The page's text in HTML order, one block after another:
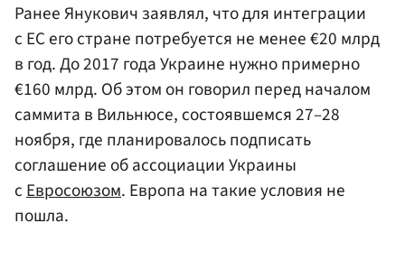
Ранее Янукович заявлял, что для интеграции
с ЕС его стране потребуется не менее €20 млрд
в год. До 2017 года Украине нужно примерно
€160 млрд. Об этом он говорил перед началом
саммита в Вильнюсе, состоявшемся 27–28
ноября, где планировалось подписать
соглашение об ассоциации Украины
сЕвросоюзом. Европа на такие условия не
пошла.